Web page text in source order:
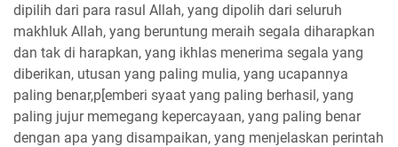
dipilih dari para rasul Allah, yang dipolih dari seluruh
makhluk Allah, yang beruntung meraih segala diharapkan
dan tak di harapkan, yang ikhlas menerima segala yang
diberikan, utusan yang paling mulia, yang ucapannya
paling benar,p[emberi syaat yang paling berhasil, yang
paling jujur memegang kepercayaan, yang paling benar
dengan apa yang disampaikan, yang menjelaskan perintah